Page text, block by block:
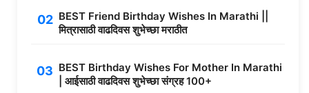
BEST Friend Birthday Wishes In Marathi ||
मित्रासाठी वाढदिवस शुभेच्छा मराठीत
BEST Birthday Wishes For Mother In Marathi
| आईसाठी वाढदिवस शुभेच्छा संग्रह 100+